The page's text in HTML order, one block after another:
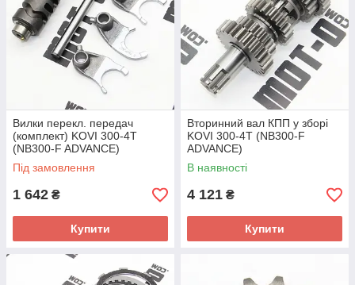
Вилки перекл. передач
(комплект) KOVI 300-4T
(NB300-F ADVANCE)
Під замовлення
1 642 ₴
Купити
Вторинний вал КПП у зборі
KOVI 300-4T (NB300-F
ADVANCE)
В наявності
4 121 ₴
Купити